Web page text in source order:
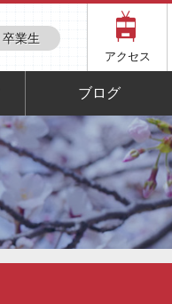
卒業生
アクセス
ブログ